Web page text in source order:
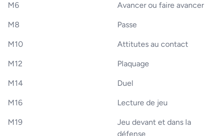
M6
M8
M10
M12
M14
M16
M19
Avancer ou faire avancer
Passe
Attitutes au contact
Plaquage
Duel
Lecture de jeu
Jeu devant et dans la
défense